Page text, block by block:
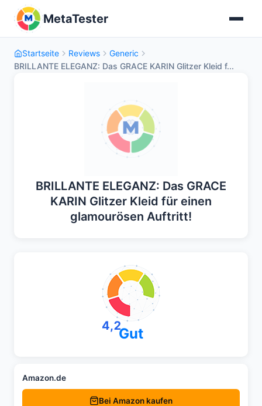
MetaTester
Startseite Reviews
Generic
BRILLANTE ELEGANZ: Das GRACE KARIN Glitzer Kleid f...
BRILLANTE ELEGANZ: Das GRACE
KARIN Glitzer Kleid für einen
glamourösen Auftritt!
4,2Gut
Amazon.de
Bei Amazon kaufen